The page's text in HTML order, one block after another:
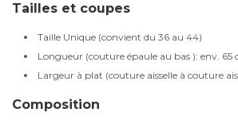
Tailles et coupes
Taille Unique (convient du 36 au 44)
Longueur (couture épaule au bas ): env. 65
Largeur à plat (couture aisselle à couture
Composition